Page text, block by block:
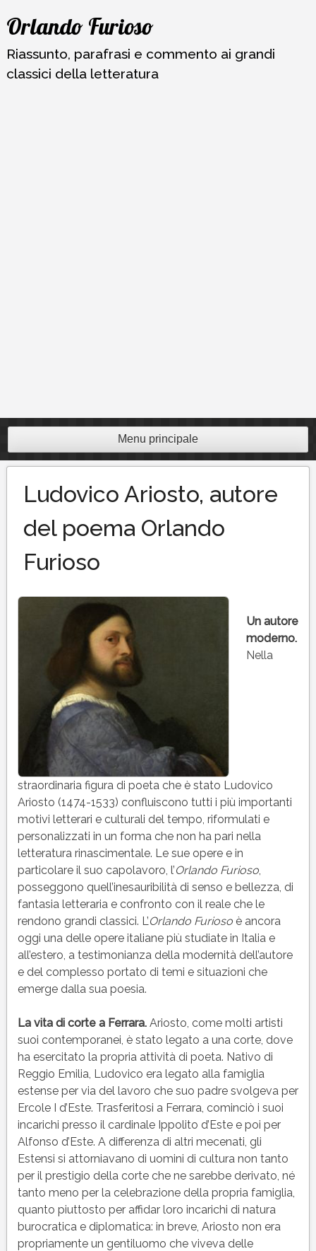
Vai
contenuto
Orlando Furioso
Riassunto, parafrasi e commento ai grandi
classici della letteratura
Menu principale
Ludovico Ariosto, autore
del poema Orlando
Furioso
Un autore
moderno.
Nella
straordinaria figura di poeta che è stato Ludovico
Ariosto (1474-1533) confluiscono tutti i più importanti
motivi letterari e culturali del tempo, riformulati e
personalizzati in un forma che non ha pari nella
letteratura rinascimentale. Le sue opere e in
particolare il suo capolavoro, l’Orlando Furioso,
posseggono quell’inesauribilità di senso e bellezza, di
fantasia letteraria e confronto con il reale che le
rendono grandi classici. L’Orlando Furiosoè ancora
oggi una delle opere italiane più studiate in Italia e
all’estero, a testimonianza della modernità dell’autore
e del complesso portato di temi e situazioni che
emerge dalla sua poesia.
La vita di corte a Ferrara.Ariosto, come molti artisti
suoi contemporanei, è stato legato a una corte, dove
ha esercitato la propria attività di poeta. Nativo di
Reggio Emilia, Ludovico era legato alla famiglia
estense per via del lavoro che suo padre svolgeva per
Ercole I d’Este. Trasferitosi a Ferrara, cominciò i suoi
incarichi presso il cardinale Ippolito d’Este e poi per
Alfonso d’Este. A differenza di altri mecenati, gli
Estensi si attorniavano di uomini di cultura non tanto
per il prestigio della corte che ne sarebbe derivato, né
tanto meno per la celebrazione della propria famiglia,
quanto piuttosto per affidar loro incarichi di natura
burocratica e diplomatica: in breve, Ariosto non era
propriamente un gentiluomo che viveva delle